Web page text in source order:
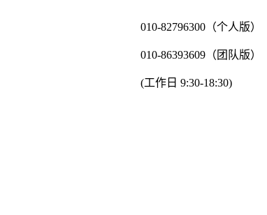
010-82796300（个人版）
010-86393609（团队版）
(工作日 9:30-18:30)